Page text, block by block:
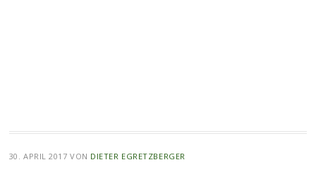
30. APRIL 2017 VON DIETER EGRETZBERGER